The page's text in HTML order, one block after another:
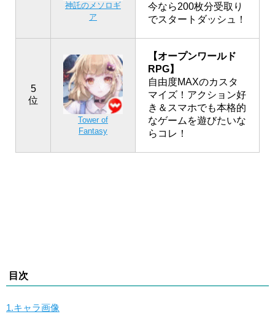
神託のメソロギ
ア
今なら200枚分受取り
でスタートダッシュ！
5
位
Tower of
Fantasy
【オープンワールド
RPG】
自由度MAXのカスタ
マイズ！アクション好
き＆スマホでも本格的
なゲームを遊びたいな
らコレ！
目次
1.キャラ画像